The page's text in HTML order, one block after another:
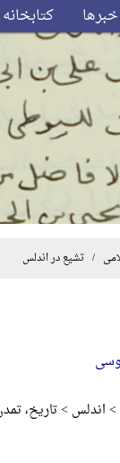
خبرها کتابخانه
/ تشیع در اندلس
اندلس > تاریخ،